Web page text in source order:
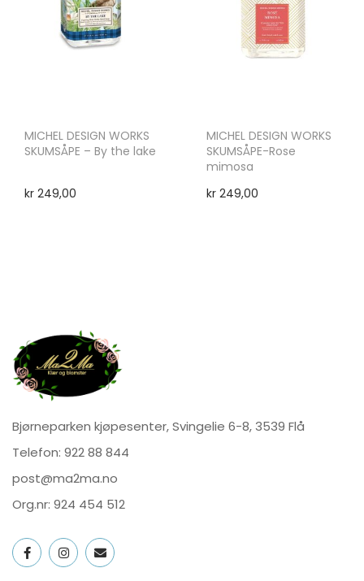
MICHEL DESIGN WORKS
SKUMSÅPE – By the lake
kr 249,00
MICHEL DESIGN WORKS
SKUMSÅPE-Rose
mimosa
kr249,00
Bjørneparken kjøpesenter, Svingelie 6-8, 3539 Flå
Telefon: 922 88 844
post@ma2ma.no
Org.nr: 924 454 512